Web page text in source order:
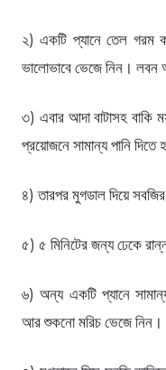
২) একটি প্যানে তেল গরম
ভালোভাবে ভেজে নিন। লবন
৩) এবার আদা বাটাসহ বাকি
প্রয়োজনে সামান্য পানি দিতে
৪) তারপর মুগডাল দিয়ে
৫) ৫ মিনিটের জন্য ঢেকে
৬) অন্য একটি প্যানে
আর শুকনো মরিচ ভেজে নিন।